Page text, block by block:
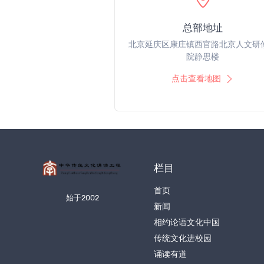
总部地址
北京延庆区康庄镇西官路北京人文研
院静思楼
点击查看地图
始于2002
栏目
首页
新闻
相约论语文化中国
传统文化进校园
诵读有道